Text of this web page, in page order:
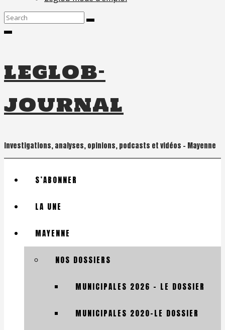
Search
leglob-
journal
Investigations, analyses, opinions, podcasts et vidéos – Mayenne
S’ABONNER
LA UNE
MAYENNE
NOS DOSSIERS
MUNICIPALES 2026 – LE DOSSIER
MUNICIPALES 2020-LE DOSSIER